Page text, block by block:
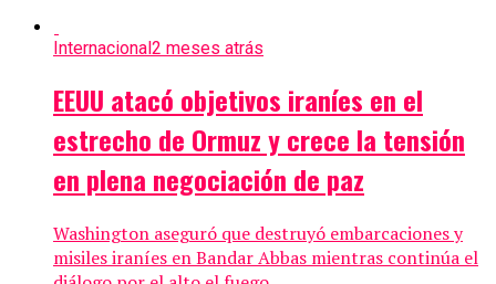
Internacional2 meses atrás
EEUU atacó objetivos iraníes en el
estrecho de Ormuz y crece la tensión
en plena negociación de paz
Washington aseguró que destruyó embarcaciones y
misiles iraníes en Bandar Abbas mientras continúa el